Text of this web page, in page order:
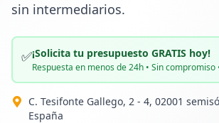
sin intermediarios.
✅¡Solicita tu presupuesto GRATIS hoy!
Respuesta en menos de 24h • Sin compromiso
C. Tesifonte Gallego, 2 - 4, 02001
España